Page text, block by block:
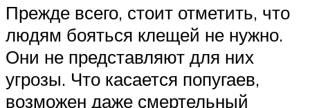
Прежде всего, стоит отметить, что
людям бояться клещей не нужно.
Они не представляют для них
угрозы. Что касается попугаев,
возможен даже смертельный